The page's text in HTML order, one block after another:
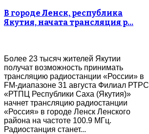
В городе Ленск, республика
Якутия, начата трансляция р…
Более 23 тысяч жителей Якутии
получат возможность принимать
трансляцию радиостанции «России» в
FM-диапазоне 31 августа Филиал РТРС
«РТПЦ Республики Саха (Якутия)»
начнет трансляцию радиостанции
«Россия» в городе Ленск Ленского
района на частоте 100.9 МГц.
Радиостанция станет...